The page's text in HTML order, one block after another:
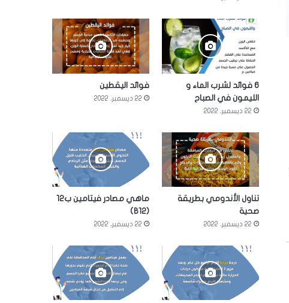
6 فوائد لشرب الماء و
الليمون في الصباح
22 ديسمبر، 2022
فوائد اليقطين
22 ديسمبر، 2022
تناول الأندومي بطريقة
صحية
22 ديسمبر، 2022
ماهي مصادر فيتامين ب12
(B12)
22 ديسمبر، 2022